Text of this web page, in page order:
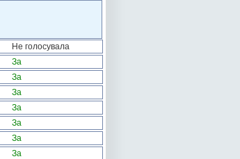
Не голосувала
За
За
За
За
За
За
За